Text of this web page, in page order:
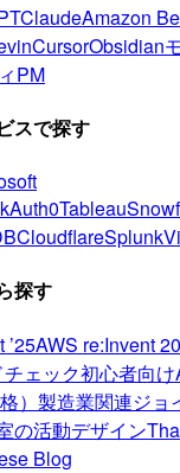
ClaudeAmazon
CursorObsidian
PM
スで探す
Auth0Tableau
CloudflareSplunk
探す
AWS re:Invent
ェック初心者向け
） 製造業関連ジョ
の活動デザイン
Blog